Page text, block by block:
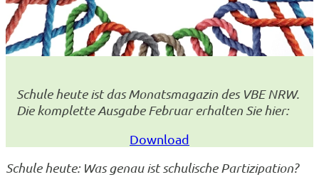
Schule heute ist das Monatsmagazin des VBE NRW.
Die komplette Ausgabe Februar erhalten Sie hier:
Download
Schule heute: Was genau ist schulische Partizipation?